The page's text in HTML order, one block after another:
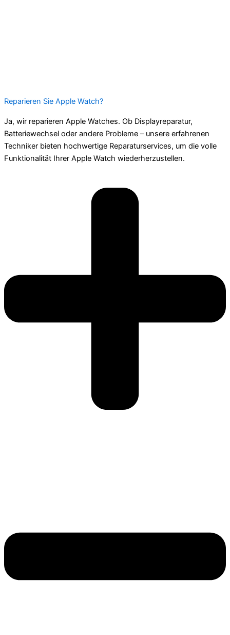
Reparieren Sie Apple Watch?
Ja, wir reparieren Apple Watches. Ob Displayreparatur,
Batteriewechsel oder andere Probleme – unsere erfahrenen
Techniker bieten hochwertige Reparaturservices, um die volle
Funktionalität Ihrer Apple Watch wiederherzustellen.